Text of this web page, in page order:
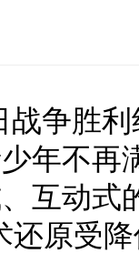
战争胜
年不再
互动式
还原受